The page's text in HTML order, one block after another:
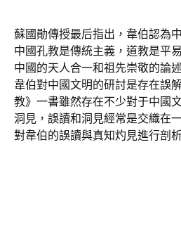
蘇國勛傳授最后指出，韋伯認為
中國孔教是傳統主義，道教是平
中國的天人合一和祖先崇敬的論
韋伯對中國文明的研討是存在誤
教》一書雖然存在不少對于中國
洞見，誤讀和洞見經常是交織在
對韋伯的誤讀與真知灼見進行剖